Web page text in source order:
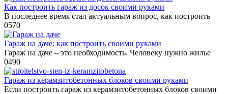
Как построить гараж из досок своими руками
В последнее время стал актуальным вопрос, как построить
0570
Гараж на даче: как построить своими руками
Гараж на даче – это необходимость. Человеку нужно жилье
0490
Гараж из керамзитобетонных блоков своими руками
Если построить гараж из керамзитобетонных блоков своими